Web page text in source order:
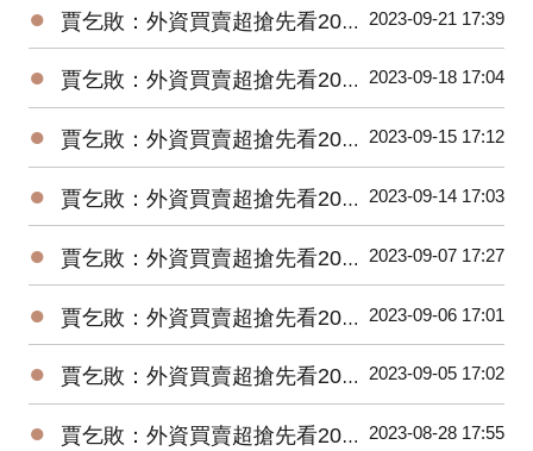
● 賈乞敗：外資買賣超搶先看20230921 2023-09-21 17:39
● 賈乞敗：外資買賣超搶先看20230918 2023-09-18 17:04
● 賈乞敗：外資買賣超搶先看20230915 2023-09-15 17:12
● 賈乞敗：外資買賣超搶先看20230914 2023-09-14 17:03
● 賈乞敗：外資買賣超搶先看20230907 2023-09-07 17:27
● 賈乞敗：外資買賣超搶先看20230906 2023-09-06 17:01
● 賈乞敗：外資買賣超搶先看20230905 2023-09-05 17:02
● 賈乞敗：外資買賣超搶先看20230828 2023-08-28 17:55